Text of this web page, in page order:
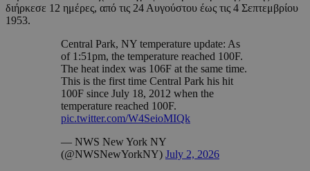
διήρκεσε 12 ημέρες, από τις 24 Αυγούστου έως τις 4 Σεπτεμβρίου
1953.
Central Park, NY temperature update: As
of 1:51pm, the temperature reached 100F.
The heat index was 106F at the same time.
This is the first time Central Park his hit
100F since July 18, 2012 when the
temperature reached 100F.
pic.twitter.com/W4SeioMIQk
— NWS New York NY
(@NWSNewYorkNY) July 2, 2026